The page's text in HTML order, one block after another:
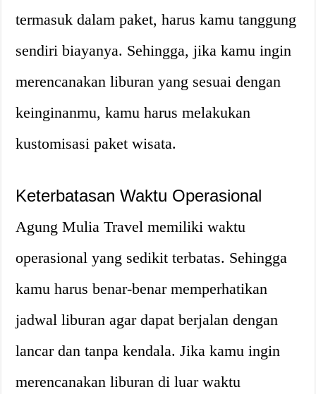
termasuk dalam paket, harus kamu tanggung
sendiri biayanya. Sehingga, jika kamu ingin
merencanakan liburan yang sesuai dengan
keinginanmu, kamu harus melakukan
kustomisasi paket wisata.
Keterbatasan Waktu Operasional
Agung Mulia Travel memiliki waktu
operasional yang sedikit terbatas. Sehingga
kamu harus benar-benar memperhatikan
jadwal liburan agar dapat berjalan dengan
lancar dan tanpa kendala. Jika kamu ingin
merencanakan liburan di luar waktu